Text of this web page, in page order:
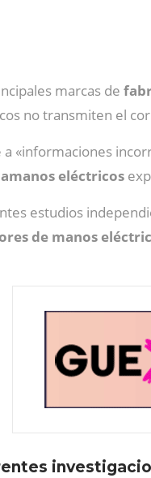
marcas de
no transmiten el
a «informaciones
eléctricos
estudios
de manos